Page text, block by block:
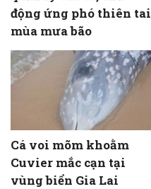
động ứng phó thiên tai
mùa mưa bão
Cá voi mõm khoằm
Cuvier mắc cạn tại
vùng biển Gia Lai